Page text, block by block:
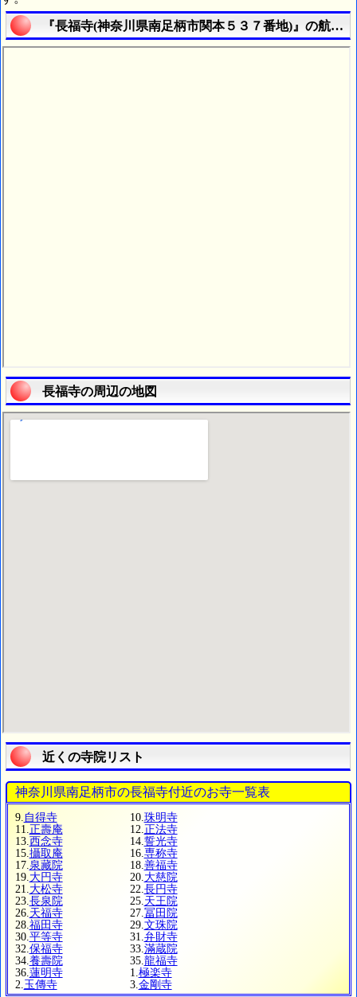
『長福寺(神奈川県南足柄市関本５３７番地)』の航空
長福寺の周辺の地図
近くの寺院リスト
神奈川県南足柄市の長福寺付近のお寺一覧表
9. 自得寺 10. 珠明寺
11. 正壽庵 12. 正法寺
13. 西念寺 14. 誓光寺
15. 攝取庵 16. 専称寺
17. 泉藏院 18. 善福寺
19. 大円寺 20. 大慈院
21. 大松寺 22. 長円寺
23. 長泉院 25. 天王院
26. 天福寺 27. 冨田院
28. 福田寺 29. 文珠院
30. 平等寺 31. 弁財寺
32. 保福寺 33. 滿蔵院
34. 養壽院 35. 龍福寺
36. 蓮明寺 1. 極楽寺
2. 玉傳寺 3. 金剛寺